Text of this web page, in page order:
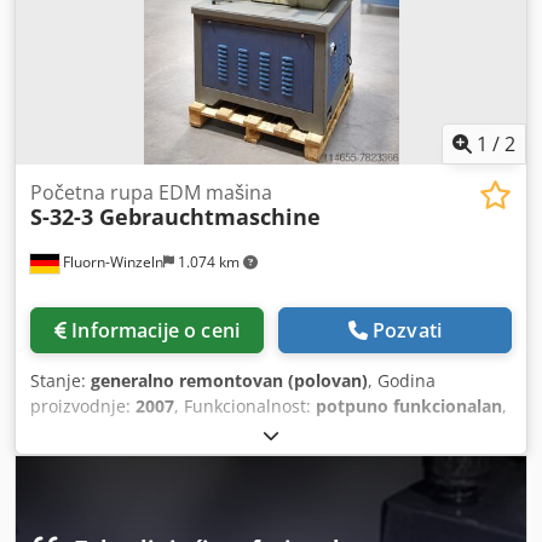
380V 50~60Hz (promenljivo) Maksimalna dozvoljena struja:
30A Nazivna snaga: 5KVA Potreban pneumatski pritisak: 5
bar Sistem jonske izmene sa senzorom
1 /2
Fluorn-Winzeln 1.074 km
Početna rupa EDM mašina
S-32-3 Gebrauchtmaschine
Informacije o ceni Pozvati
Stanje: generalno remontovan (polovan), Godina
proizvodnje: 2007, Funkcionalnost: potpuno funkcionalan,
udaljenost pomeranja ose X:300 mm
trajanje garancije:12 meseci, Na prodaju je početna rupa
EDM mašine bes S 32-3 Svojstva velika brzina bušenja
nisko habanje elektroda Veličina tabele (širina x dubina)
450 x 210 mm Putuj X/Y/Z 290 x 190 x 350 mm